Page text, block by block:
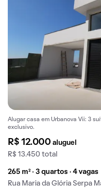
Alugar casa em Urbanova Vii: 3
exclusivo.
R$ 12.000aluguel
R$ 13.450 total
265 m² · 3 quartos · 4 vagas
Rua Maria da Glória Serpa